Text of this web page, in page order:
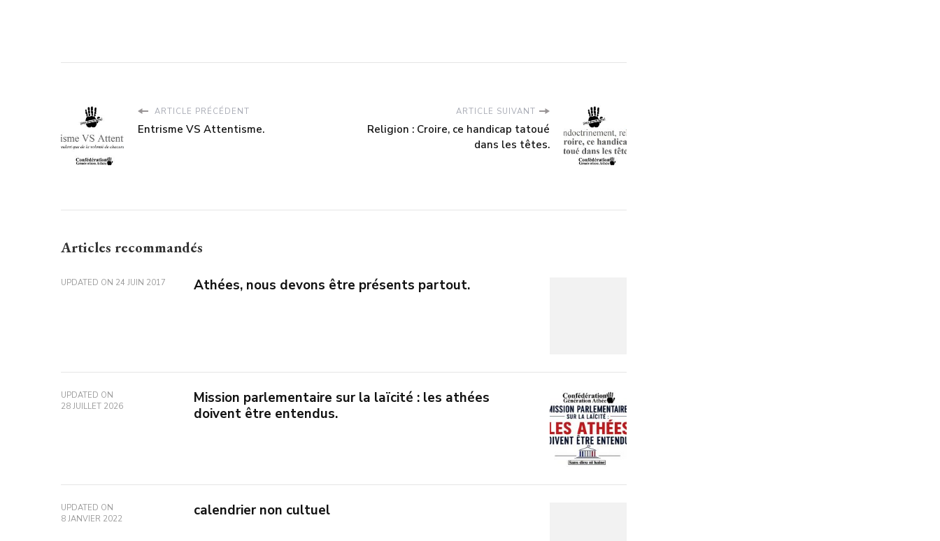
ARTICLE PRÉCÉDENT
Entrisme VS Attentisme.
ARTICLE SUIVANT
Religion : Croire, ce handicap tatoué
dans les têtes.
Articles recommandés
UPDATED ON 24 JUIN 2017 Athées, nous devons être présents partout.
UPDATED ON
28 JUILLET 2026
Mission parlementaire sur la laïcité : les athées
doivent être entendus.
UPDATED ON
8 JANVIER 2022
calendrier non cultuel